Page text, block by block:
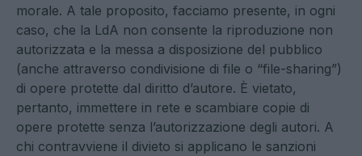
morale. A tale proposito, facciamo presente, in ogni
caso, che la LdA non consente la riproduzione non
autorizzata e la messa a disposizione del pubblico
(anche attraverso condivisione di file o “file-sharing”)
di opere protette dal diritto d’autore. È vietato,
pertanto, immettere in rete e scambiare copie di
opere protette senza l’autorizzazione degli autori. A
chi contravviene il divieto si applicano le sanzioni